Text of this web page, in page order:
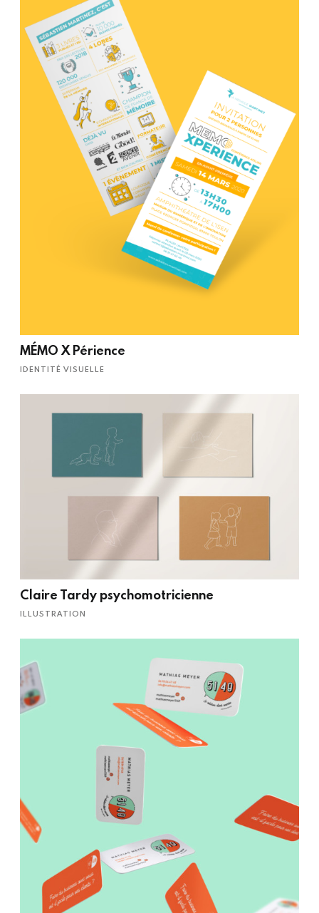
MÉMO X Périence
IDENTITÉ VISUELLE
Claire Tardy psychomotricienne
ILLUSTRATION